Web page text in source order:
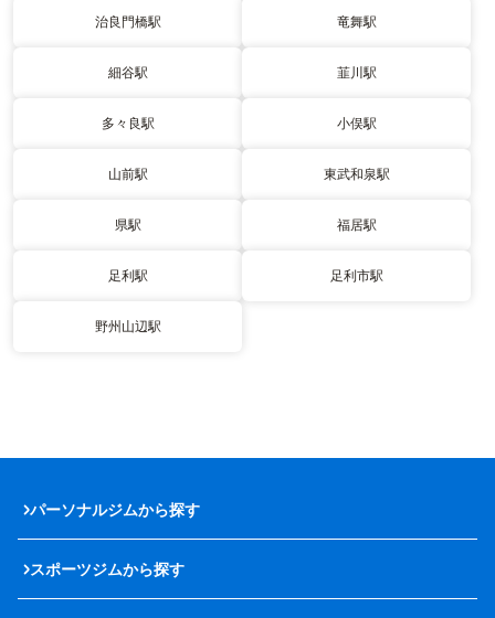
治良門橋駅 竜舞駅
細谷駅 韮川駅
多々良駅 小俣駅
山前駅 東武和泉駅
県駅 福居駅
足利駅 足利市駅
野州山辺駅
パーソナルジムから探す
スポーツジムから探す